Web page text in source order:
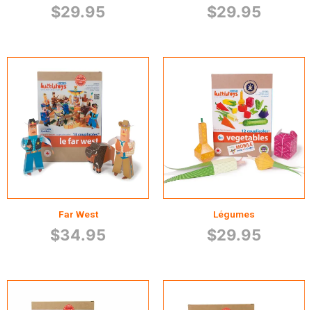
$29.95 $29.95
Far West
$34.95
Légumes
$29.95